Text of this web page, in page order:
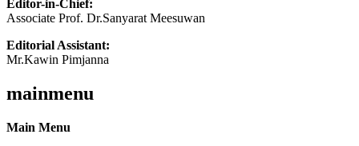
Editor-in-Chief:
Associate Prof. Dr.Sanyarat Meesuwan
Editorial Assistant:
Mr.Kawin Pimjanna
mainmenu
Main Menu